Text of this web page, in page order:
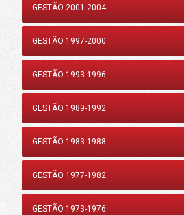
GESTÃO 2001-2004
GESTÃO 1997-2000
GESTÃO 1993-1996
GESTÃO 1989-1992
GESTÃO 1983-1988
GESTÃO 1977-1982
GESTÃO 1973-1976